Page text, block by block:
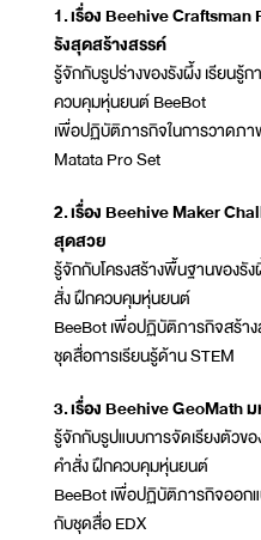
1. เรื่อง Beehive
รังสุดสร้างสรรค์
รู้จักกับรูปร่างของรังผึ้ง เรียน
ควบคุมหุ่นยนต์ BeeBot
เพื่อปฏิบัติภารกิจในการวาดภ
Matata Pro Set
2. เรื่อง Beehive Maker
สุดสวย
รู้จักกับโครงสร้างพื้นฐานของรั
สั่ง ฝึกควบคุมหุ่นยนต์
BeeBot เพื่อปฏิบัติภารกิจสร้า
ชุดสื่อการเรียนรู้ด้าน STEM
3. เรื่อง Beehive GeoMath
รู้จักกับรูปแบบการจัดเรียงตัวข
คำสั่ง ฝึกควบคุมหุ่นยนต์
BeeBot เพื่อปฏิบัติภารกิจออก
กับชุดสื่อ EDX